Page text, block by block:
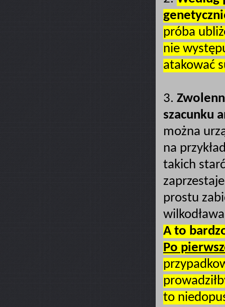
próba
nie
atakować
3.
szacunku
można
na
takich
prostu
A to
Po
to